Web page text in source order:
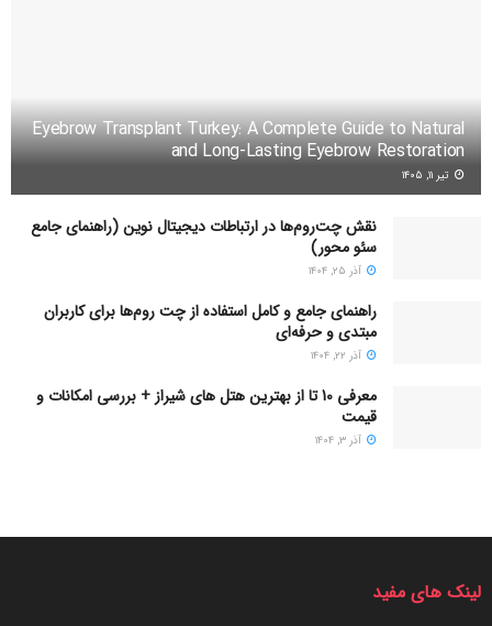
اگر وقت ندارید، تمرینات HIIT (کوتاه اما شدید) انجام
دهید.
ورزش را به عادت لذت‌بخش تبدیل کنید نه وظیفه.
زمان ارزشمندترین دارایی ماست. اگر نتوانیم آن را درست مدیریت
کنیم، همیشه احساس عقب‌ماندگی خواهیم داشت.
Eyebrow Transplant Turkey: A Complete Guide to Natural
and Long-Lasting Eyebrow Restoration
تیر ۱۱, ۱۴۰۵
نقش چت‌روم‌ها در ارتباطات دیجیتال نوین (راهنمای جامع
سئو محور)
آذر ۲۵, ۱۴۰۴
راهنمای جامع و کامل استفاده از چت روم‌ها برای کاربران
مبتدی و حرفه‌ای
آذر ۲۲, ۱۴۰۴
معرفی 10 تا از بهترین هتل های شیراز + بررسی امکانات و
قیمت
آذر ۳, ۱۴۰۴
لینک های مفید